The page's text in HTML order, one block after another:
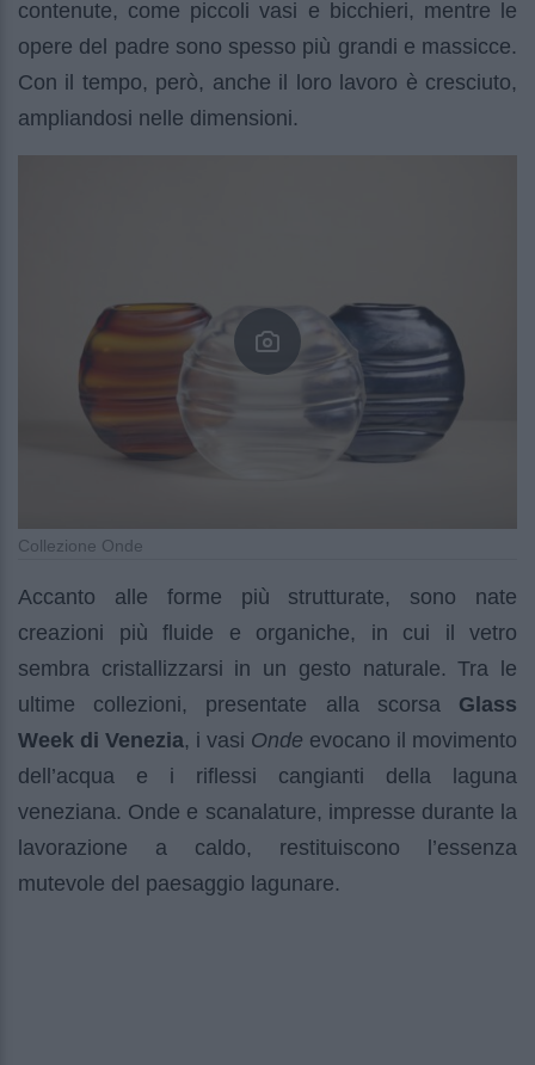
contenute, come piccoli vasi e bicchieri, mentre le
opere del padre sono spesso più grandi e massicce.
Con il tempo, però, anche il loro lavoro è cresciuto,
ampliandosi nelle dimensioni.
Collezione Onde
Accanto alle forme più strutturate, sono nate
creazioni più fluide e organiche, in cui il vetro
sembra cristallizzarsi in un gesto naturale. Tra le
ultime collezioni, presentate alla scorsa Glass
Week di Venezia, i vasi Onde evocano il movimento
dell’acqua e i riflessi cangianti della laguna
veneziana. Onde e scanalature, impresse durante la
lavorazione a caldo, restituiscono l’essenza
mutevole del paesaggio lagunare.